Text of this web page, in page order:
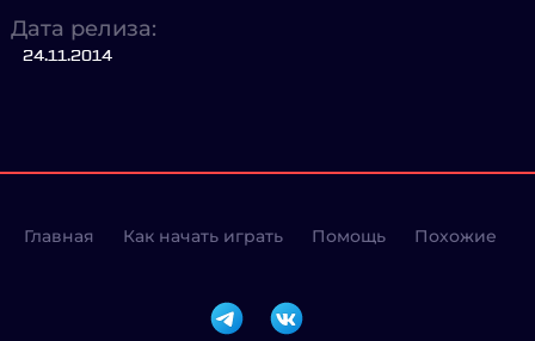
Дата релиза:
24.11.2014
Главная Как начать играть Помощь Похожие